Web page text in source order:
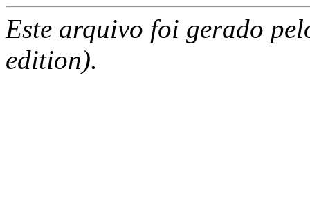
Este arquivo foi gerado
edition).